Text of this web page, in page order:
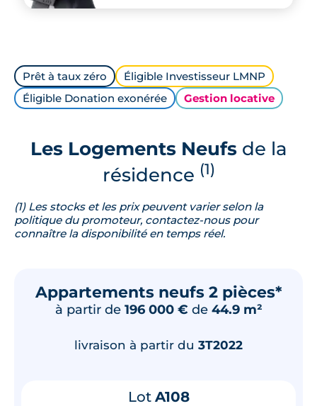
Prêt à taux zéro
Éligible Investisseur LMNP
Éligible Donation exonérée
Gestion locative
Les Logements Neufsde la
résidence (1)
(1) Les stocks et les prix peuvent varier selon la
politique du promoteur, contactez-nous pour
connaître la disponibilité en temps réel.
Appartements neufs 2 pièces*
à partir de 196 000 € de 44.9 m²
livraison à partir du 3T2022
Lot A108